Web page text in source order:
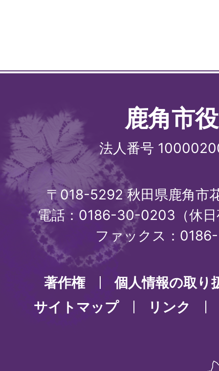
鹿角市
法人番号
〒018-5292 秋田県鹿角市
電話：0186-30-0203（休
ファックス：
著作権
個人情報の取り
サイトマップ
リンク